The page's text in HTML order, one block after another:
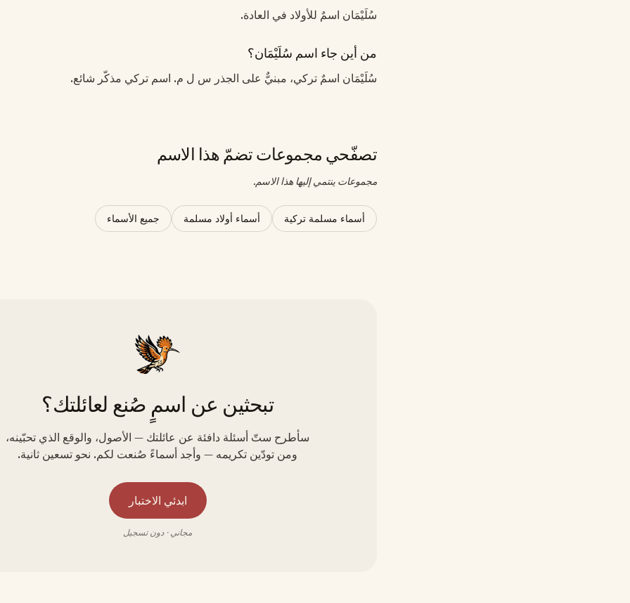
سُلَيْمَان اسمٌ للأولاد في العادة.
من أين جاء اسم سُلَيْمَان؟
سُلَيْمَان اسمٌ تركي، مبنيٌّ على الجذر س ل م. اسم تركي مذكّر شائع.
تصفّحي مجموعات تضمّ هذا الاسم
مجموعات ينتمي إليها هذا الاسم.
أسماء مسلمة تركية أسماء أولاد مسلمة جميع الأسماء
تبحثين عن اسمٍ صُنع لعائلتك؟
سأطرح ستّ أسئلة دافئة عن عائلتك — الأصول، والوقع الذي تحبّينه،
ومن تودّين تكريمه — وأجد أسماءً صُنعت لكم. نحو تسعين ثانية.
ابدئي الاختبار
مجاني · دون تسجيل